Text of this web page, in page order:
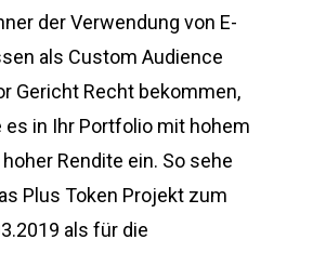
der Verwendung von E-
als Custom Audience
Gericht Recht bekommen,
es in Ihr Portfolio mit hohem
Rendite ein. So sehe
Plus Token Projekt zum
als für die